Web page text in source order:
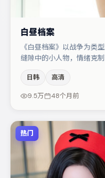
白昼档案
《白昼档案》以战争为类
缝隙中的小人物，情绪克
当。秦海璐与章子怡的对
细节塑造推动谜题层层揭
入片单。
日韩 高清
9.5万 48个月前
热门